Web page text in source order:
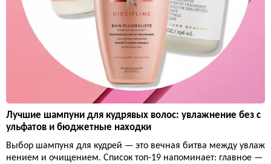
Лучшие шампуни для кудрявых волос: увлажнение без с
ульфатов и бюджетные находки
Выбор шампуня для кудрей — это вечная битва между увлаж
нением и очищением. Список топ-19 напоминает: главное —